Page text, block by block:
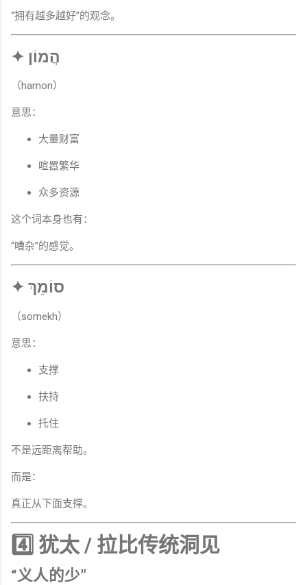
“拥有越多越好”的观念。
✦ הֲמוֹן
（hamon）
意思：
大量财富
喧嚣繁华
众多资源
这个词本身也有：
“嘈杂”的感觉。
✦ סוֹמֵךְ
（somekh）
意思：
支撑
扶持
托住
不是远距离帮助。
而是：
真正从下面支撑。
4️⃣ 犹太 / 拉比传统洞见
“义人的少”